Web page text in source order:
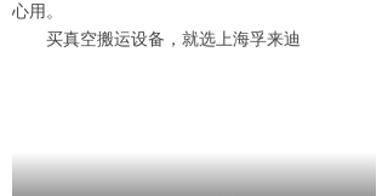
心用。
买真空搬运设备，就选上海孚来迪